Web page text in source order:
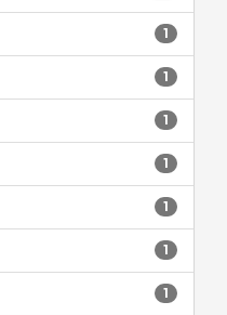
1
1
1
1
1
1
1